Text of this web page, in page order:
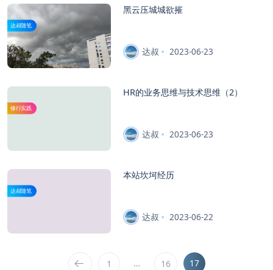
达叔随笔
黑云压城城欲摧
达叔 2023-06-23
修行实践
HR的业务思维与技术思维（2）
达叔 2023-06-23
达叔随笔
本站坎坷经历
达叔 2023-06-22
1 … 16 17